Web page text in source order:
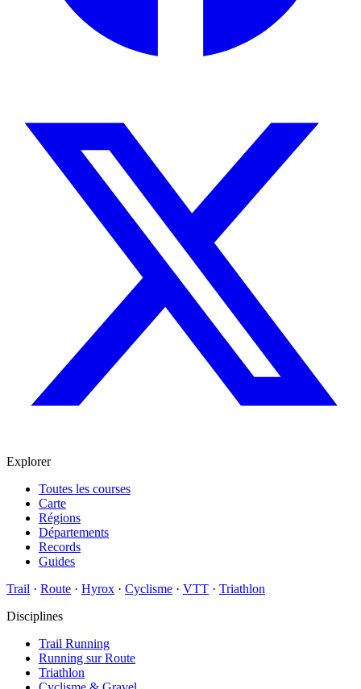
Explorer
Toutes les courses
Carte
Régions
Départements
Records
Guides
Trail · Route · Hyrox · Cyclisme · VTT · Triathlon
Disciplines
Trail Running
Running sur Route
Triathlon